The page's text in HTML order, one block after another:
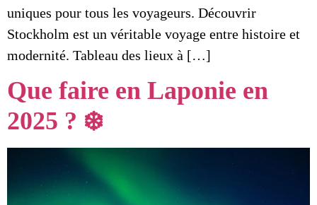
uniques pour tous les voyageurs. Découvrir
Stockholm est un véritable voyage entre histoire et
modernité. Tableau des lieux à […]
Que faire en Laponie en
2025 ? ❄️